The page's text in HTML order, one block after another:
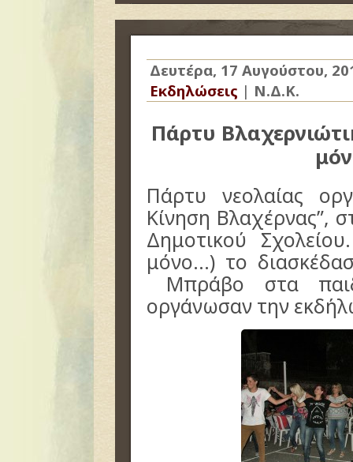
Δευτέρα, 17 Αυγούστου,
Εκδηλώσεις | Ν.Δ.Κ.
Πάρτυ
Πάρτυ νεολαίας
Κίνηση Βλαχέρνας”,
Δημοτικού
μόνο…) το
Μπράβο στα
οργάνωσαν την